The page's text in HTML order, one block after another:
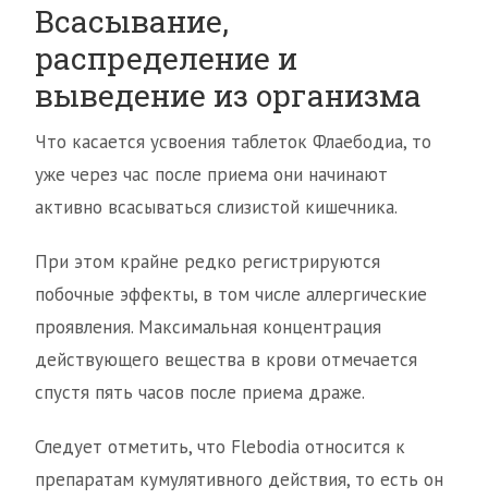
Всасывание,
распределение и
выведение из организма
Что касается усвоения таблеток Флаебодиа, то
уже через час после приема они начинают
активно всасываться слизистой кишечника.
При этом крайне редко регистрируются
побочные эффекты, в том числе аллергические
проявления. Максимальная концентрация
действующего вещества в крови отмечается
спустя пять часов после приема драже.
Следует отметить, что Flebodia относится к
препаратам кумулятивного действия, то есть он